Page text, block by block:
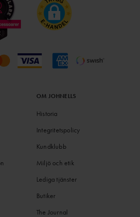
OM JOHNELLS
Historia
Integritetspolicy
Kundklubb
Miljö och etik
Lediga tjänster
Butiker
The Journal